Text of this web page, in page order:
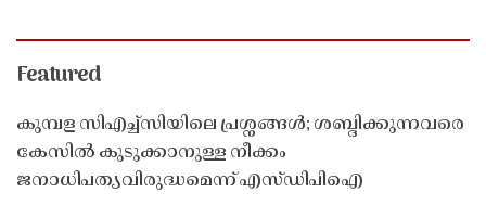
Featured
കുമ്പള സിഎച്ച്സിയിലെ പ്രശ്നങ്ങൾ; ശബ്ദിക്കുന്നവരെ
കേസിൽ കുടുക്കാനുള്ള നീക്കം
ജനാധിപത്യവിരുദ്ധമെന്ന് എസ്ഡിപിഐ